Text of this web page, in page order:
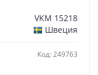
VKM 15218
Швеция
Код: 249763